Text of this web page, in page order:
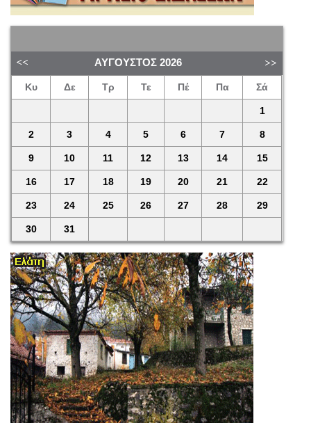
ΑΎΓΟΥΣΤΟΣ 2026
Κυ Δε Τρ Τε Πέ Πα Σά
1
2 3 4 5 6 7 8
9 10 11 12 13 14 15
16 17 18 19 20 21 22
23 24 25 26 27 28 29
30 31